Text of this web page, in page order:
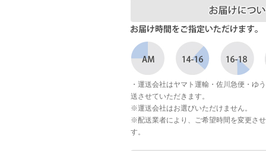
・運送会社はヤマト運輸・佐川急便・ゆ
送させていただきます。
※運送会社はお選びいただけません。
※配送業者により、ご希望時間を変更さ
す。